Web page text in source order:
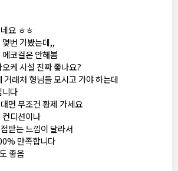
요 ㅎㅎ
몇번 가봤는데,,
에코걸은 안해봄
케 시설 진짜 좋나요?
거래처 형님들 모시고 가야 하는데
니다
면 무조건 황제 가세요
컨디션이나
받는 느낌이 달라서
만족합니다
좋음